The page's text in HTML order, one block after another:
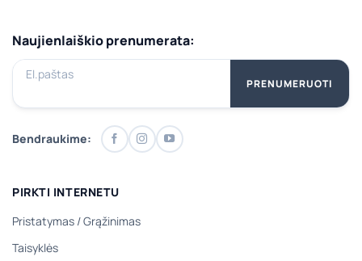
Naujienlaiškio prenumerata:
El.paštas
PRENUMERUOTI
Bendraukime:
PIRKTI INTERNETU
Pristatymas /Grąžinimas
Taisyklės